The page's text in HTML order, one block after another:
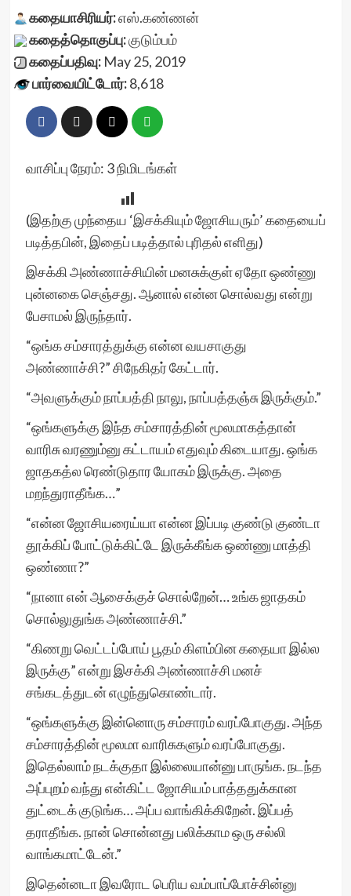
கதையாசிரியர்:எஸ்.கண்ணன்
கதைத்தொகுப்பு:குடும்பம்
கதைப்பதிவு:May 25, 2019
பார்வையிட்டோர்:8,618
வாசிப்பு நேரம்: 3நிமிடங்கள்
(இதற்கு முந்தைய ‘இசக்கியும் ஜோசியரும்’ கதையைப்
படித்தபின், இதைப் படித்தால் புரிதல் எளிது)
இசக்கி அண்ணாச்சியின் மனசுக்குள் ஏதோ ஒண்ணு
புன்னகை செஞ்சது. ஆனால் என்ன சொல்வது என்று
பேசாமல் இருந்தார்.
“ஒங்க சம்சாரத்துக்கு என்ன வயசாகுது
அண்ணாச்சி?” சிநேகிதர் கேட்டார்.
“அவளுக்கும் நாப்பத்தி நாலு, நாப்பத்தஞ்சு இருக்கும்.”
“ஒங்களுக்கு இந்த சம்சாரத்தின் மூலமாகத்தான்
வாரிசு வரணும்னு கட்டாயம் எதுவும் கிடையாது. ஒங்க
ஜாதகத்ல ரெண்டுதார யோகம் இருக்கு. அதை
மறந்துராதீங்க…”
“என்ன ஜோசியரைய்யா என்ன இப்படி குண்டு குண்டா
தூக்கிப் போட்டுக்கிட்டே இருக்கீங்க ஒண்ணு மாத்தி
ஒண்ணா?”
“நானா என் ஆசைக்குச் சொல்றேன்… உங்க ஜாதகம்
சொல்லுதுங்க அண்ணாச்சி.”
“கிணறு வெட்டப்போய் பூதம் கிளம்பின கதையா இல்ல
இருக்கு” என்று இசக்கி அண்ணாச்சி மனச்
சங்கடத்துடன் எழுந்துகொண்டார்.
“ஒங்களுக்கு இன்னொரு சம்சாரம் வரப்போகுது. அந்த
சம்சாரத்தின் மூலமா வாரிசுகளும் வரப்போகுது.
இதெல்லாம் நடக்குதா இல்லையான்னு பாருங்க. நடந்த
அப்புறம் வந்து என்கிட்ட ஜோசியம் பாத்ததுக்கான
துட்டைக் குடுங்க… அப்ப வாங்கிக்கிறேன். இப்பத்
தராதீங்க. நான் சொன்னது பலிக்காம ஒரு சல்லி
வாங்கமாட்டேன்.”
இதென்னடா இவரோட பெரிய வம்பாப்போச்சின்னு